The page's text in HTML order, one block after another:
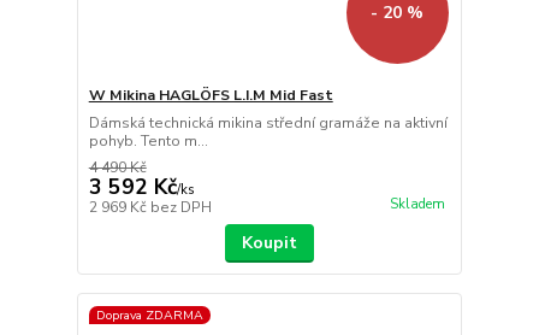
- 20 %
W Mikina HAGLÖFS L.I.M Mid Fast
Dámská technická mikina střední gramáže na aktivní
pohyb. Tento m...
4 490 Kč
3 592 Kč/ks
2 969 Kč bez DPH Skladem
Koupit
Doprava ZDARMA